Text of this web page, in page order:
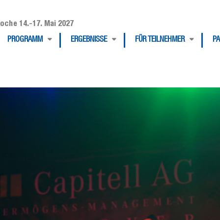
14.-17. Mai 2027
PROGRAMM
ERGEBNISSE FÜR TEILNEHMER